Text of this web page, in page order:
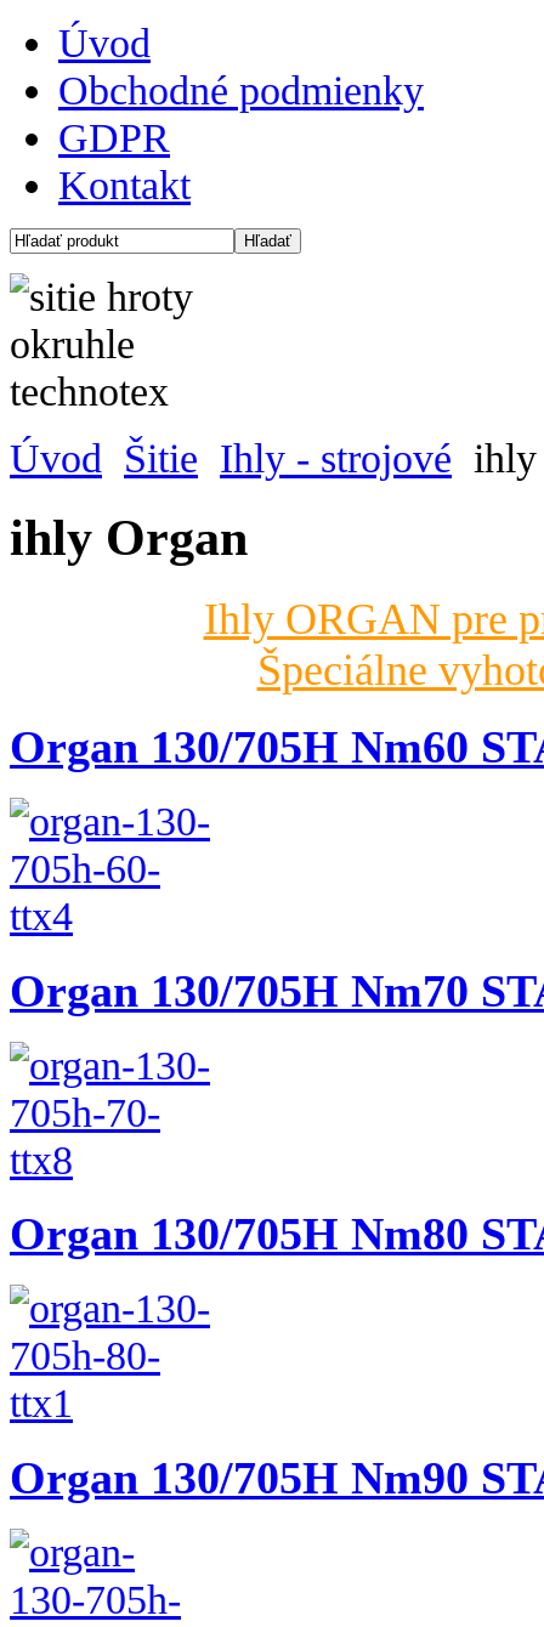
Úvod
Obchodné podmienky
GDPR
Kontakt
Úvod Šitie Ihly - strojové ihly
ihly Organ
Ihly ORGAN pre
Špeciálne
Organ 130/705H Nm60
Organ 130/705H Nm70
Organ 130/705H Nm80
Organ 130/705H Nm90